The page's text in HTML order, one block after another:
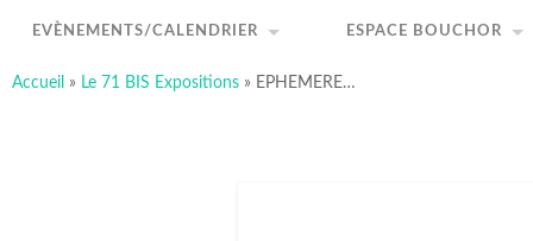
art-sous-x
Association ayant pour but de favoriser et
EVÈNEMENTS/CALENDRIER ESPACE BOUCHOR
Accueil » Le 71 BIS Expositions » EPHEMERE…